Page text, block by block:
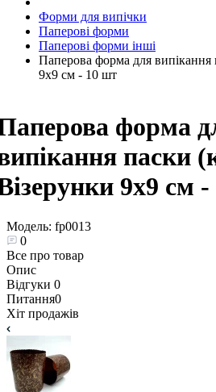
Форми для випічки
Паперові форми
Паперові форми інші
Паперова форма для випікання
9х9 см - 10 шт
форма
паски
9х9 см
Модель: fp0013
0
Все про товар
Опис
Відгуки 0
Питання0
Хіт продажів